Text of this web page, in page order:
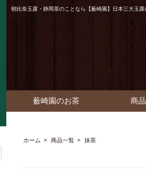
朝比奈玉露・静岡茶のことなら【薮崎園】日本三大玉
薮崎園のお茶 商
ホーム > 商品一覧 > 抹茶